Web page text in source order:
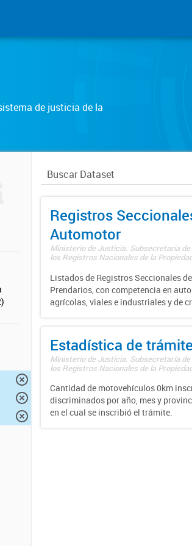
de justicia de la
Registros
Automotor
Ministerio de Justicia. Subsecretaría
los Registros Nacionales de la
Listados de Registros Seccionales
Prendarios, con competencia en
agrícolas, viales e industriales y de
Estadística de
Ministerio de Justicia. Subsecretaría
los Registros Nacionales de la
Cantidad de motovehículos 0km
discriminados por año, mes y
en el cual se inscribió el trámite.